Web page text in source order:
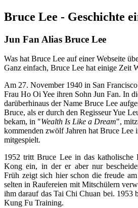
Bruce Lee - Geschichte
Jun Fan Alias Bruce Lee
Was hat Bruce Lee auf einer Webseite
Ganz einfach, Bruce Lee hat einige Zeit
Am 27. November 1940 in San
Frau Ho Oi Yee ihren Sohn Jun Fan. In
darüberhinaus der Name Bruce Lee
Bruce, als er durch den Regisseur Yue
bekam, in "Wealth Is Like a Dream",
kommenden zwölf Jahren hat Bruce Lee
mitgespielt.
1952 tritt Bruce Lee in das
Kong ein, in der er aber nur
Früh zeigt sich hier schon die freude
selten in Raufereien mit Mitschülern
ihm darauf das Tai Chi Chuan bei. 1953
Kung Fu Training.